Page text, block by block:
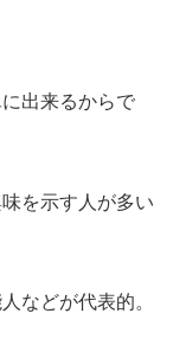
出来るからで
を示す人が多い
などが代表的。